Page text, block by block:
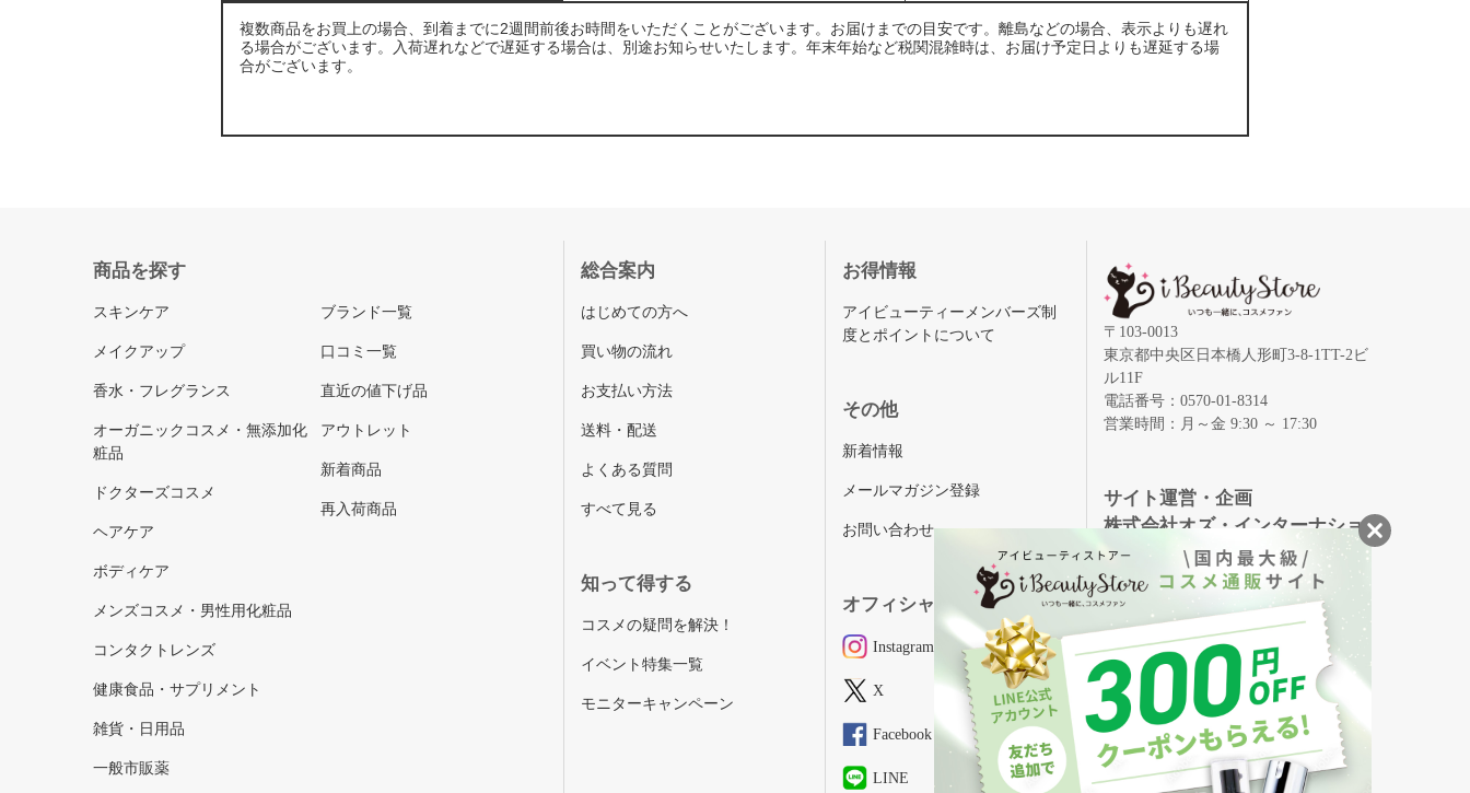
複数商品をお買上の場合、到着までに2週間前後お時間をいただくことがございます。お届けまでの目安です。離島などの場合、表示よりも遅れ
る場合がございます。入荷遅れなどで遅延する場合は、別途お知らせいたします。年末年始など税関混雑時は、お届け予定日よりも遅延する場
合がございます。
商品を探す
スキンケア
メイクアップ
香水・フレグランス
オーガニックコスメ・無添加化
粧品
ドクターズコスメ
ヘアケア
ボディケア
メンズコスメ・男性用化粧品
コンタクトレンズ
健康食品・サプリメント
雑貨・日用品
一般市販薬
ブランド一覧
口コミ一覧
直近の値下げ品
アウトレット
新着商品
再入荷商品
総合案内
はじめての方へ
買い物の流れ
お支払い方法
送料・配送
よくある質問
すべて見る
知って得する
コスメの疑問を解決！
イベント特集一覧
モニターキャンペーン
お得情報
アイビューティーメンバーズ制
度とポイントについて
その他
新着情報
メールマガジン登録
お問い合わせ
オフィシャルSNS
Instagram
X
Facebook
LINE
〒103-0013
東京都中央区日本橋人形町3-8-1TT-2ビ
ル11F
電話番号：0570-01-8314
営業時間：月～金 9:30 ～ 17:30
サイト運営・企画
株式会社オズ・インターナショ
ナル
創業150年、英国伝統の最高級猪毛ハン
ドメイドヘアブラシ
メイソンピアソン